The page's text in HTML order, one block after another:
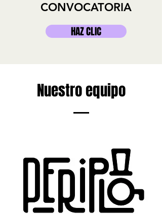
CONVOCATORIA
HAZ CLIC
Nuestro equipo